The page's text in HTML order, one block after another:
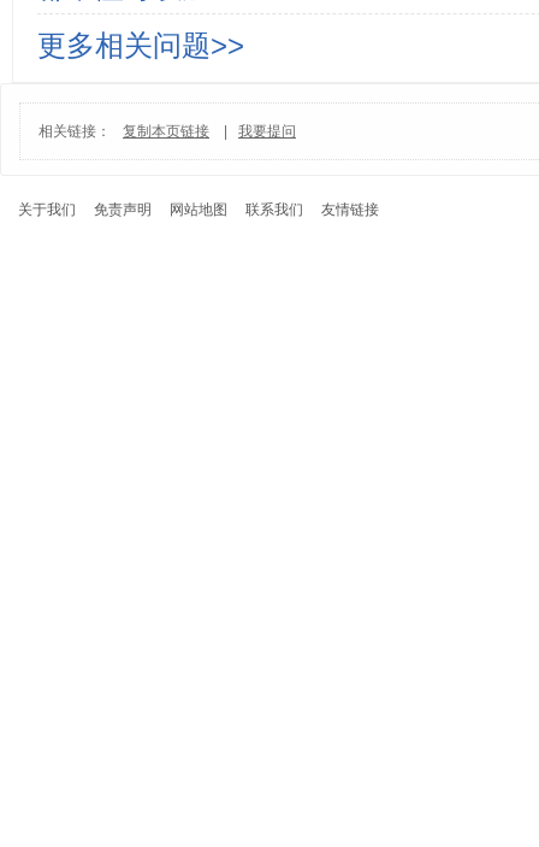
更多相关问题>>
相关链接： 复制本页链接 我要提问
关于我们 免责声明 网站地图 联系我们 友情链接